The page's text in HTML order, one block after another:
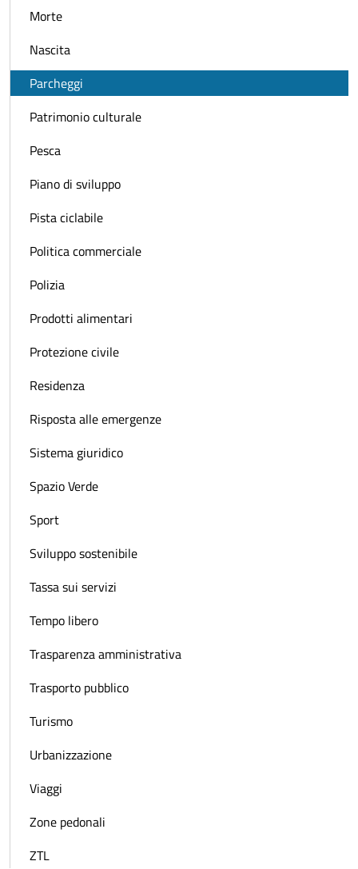
Morte
Nascita
Parcheggi
Patrimonio culturale
Pesca
Piano di sviluppo
Pista ciclabile
Politica commerciale
Polizia
Prodotti alimentari
Protezione civile
Residenza
Risposta alle emergenze
Sistema giuridico
Spazio Verde
Sport
Sviluppo sostenibile
Tassa sui servizi
Tempo libero
Trasparenza amministrativa
Trasporto pubblico
Turismo
Urbanizzazione
Viaggi
Zone pedonali
ZTL